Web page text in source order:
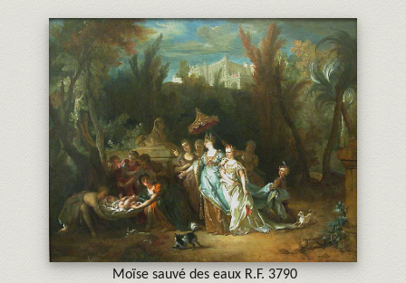
Moïse sauvé des eaux R.F. 3790